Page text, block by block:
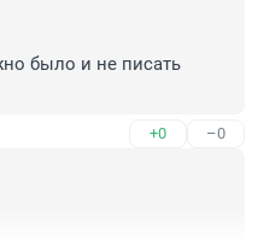
было и не писать
+0 –0